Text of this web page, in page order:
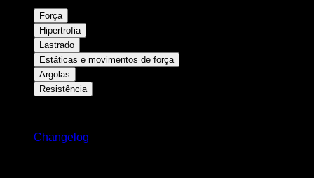
Força
Hipertrofia
Lastrado
Estáticas e movimentos de força
Argolas
Resistência
Changelog